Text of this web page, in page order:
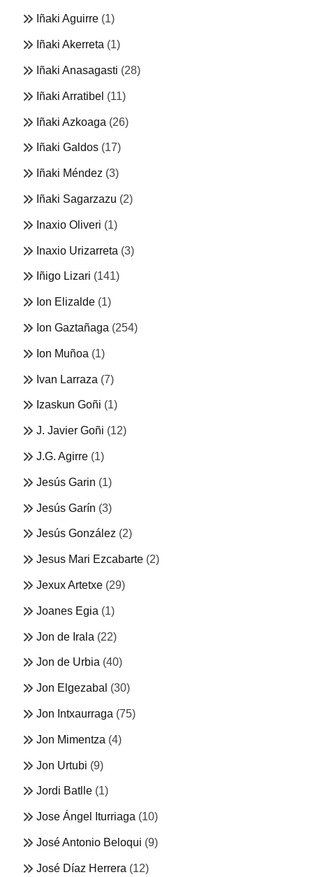
Iñaki Aguirre (1)
Iñaki Akerreta (1)
Iñaki Anasagasti (28)
Iñaki Arratibel (11)
Iñaki Azkoaga (26)
Iñaki Galdos (17)
Iñaki Méndez (3)
Iñaki Sagarzazu (2)
Inaxio Oliveri (1)
Inaxio Urizarreta (3)
Iñigo Lizari (141)
Ion Elizalde (1)
Ion Gaztañaga (254)
Ion Muñoa (1)
Ivan Larraza (7)
Izaskun Goñi (1)
J. Javier Goñi (12)
J.G. Agirre (1)
Jesús Garin (1)
Jesús Garín (3)
Jesús González (2)
Jesus Mari Ezcabarte (2)
Jexux Artetxe (29)
Joanes Egia (1)
Jon de Irala (22)
Jon de Urbia (40)
Jon Elgezabal (30)
Jon Intxaurraga (75)
Jon Mimentza (4)
Jon Urtubi (9)
Jordi Batlle (1)
Jose Ángel Iturriaga (10)
José Antonio Beloqui (9)
José Díaz Herrera (12)